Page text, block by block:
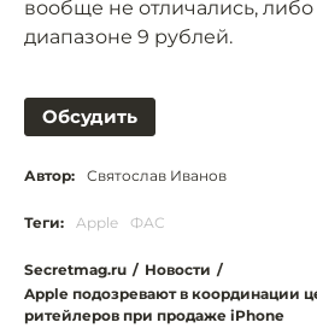
вообще не отличались,
диапазоне 9 рублей.
Обсудить
Автор: Святослав Иванов
Теги: Apple ФАС
Secretmag.ru / Новости /
Apple подозревают в координации
ритейлеров при продаже iPhone